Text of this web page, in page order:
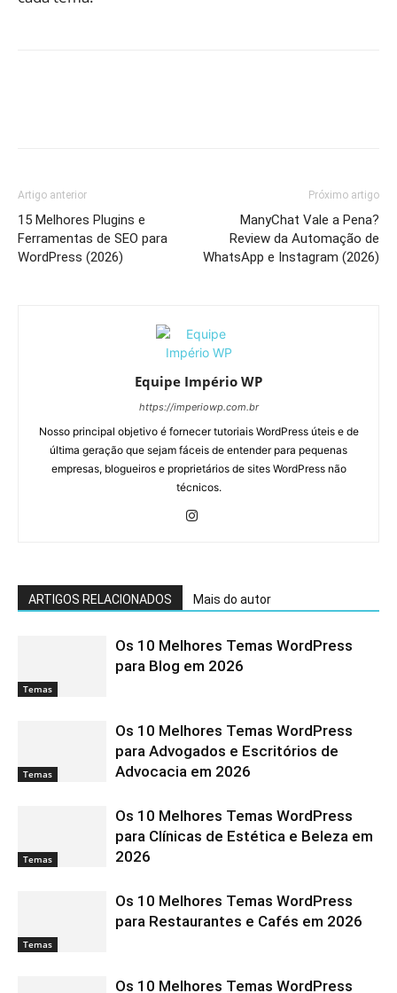
Artigo anterior
15 Melhores Plugins e
Ferramentas de SEO para
WordPress (2026)
Próximo artigo
ManyChat Vale a Pena?
Review da Automação de
WhatsApp e Instagram (2026)
Equipe Império WP
https://imperiowp.com.br
Nosso principal objetivo é fornecer tutoriais WordPress úteis e de
última geração que sejam fáceis de entender para pequenas
empresas, blogueiros e proprietários de sites WordPress não
técnicos.
ARTIGOS RELACIONADOS Mais do autor
Temas
Os 10 Melhores Temas WordPress
para Blog em 2026
Temas
Os 10 Melhores Temas WordPress
para Advogados e Escritórios de
Advocacia em 2026
Temas
Os 10 Melhores Temas WordPress
para Clínicas de Estética e Beleza em
2026
Temas
Os 10 Melhores Temas WordPress
para Restaurantes e Cafés em 2026
Os 10 Melhores Temas WordPress